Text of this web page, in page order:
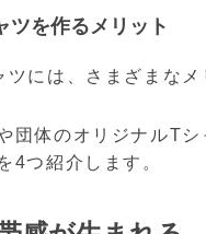
ツを作るメリット
ツには、さまざまなメ
団体のオリジナルTシ
4つ紹介します。